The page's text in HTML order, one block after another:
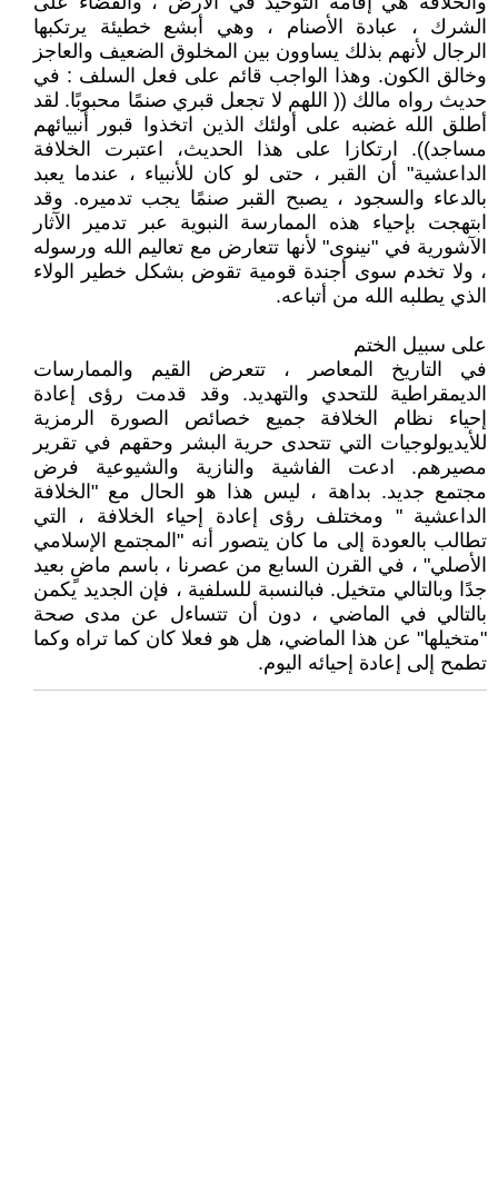
الشرك ، عبادة الأصنام ، وهي أبشع خطيئة يرتكبها
الرجال لأنهم بذلك يساوون بين المخلوق الضعيف والعاجز
وخالق الكون. وهذا الواجب قائم على فعل السلف : في
حديث رواه مالك (( اللهم لا تجعل قبري صنمًا محبوبًا. لقد
أطلق الله غضبه على أولئك الذين اتخذوا قبور أنبيائهم
مساجد)). ارتكازا على هذا الحديث، اعتبرت الخلافة
الداعشية" أن القبر ، حتى لو كان للأنبياء ، عندما يعبد
بالدعاء والسجود ، يصبح القبر صنمًا يجب تدميره. وقد
ابتهجت بإحياء هذه الممارسة النبوية عبر تدمير الآثار
الآشورية في "نينوى" لأنها تتعارض مع تعاليم الله ورسوله
، ولا تخدم سوى أجندة قومية تقوض بشكل خطير الولاء
الذي يطلبه الله من أتباعه.
على سبيل الختم
في التاريخ المعاصر ، تتعرض القيم والممارسات
الديمقراطية للتحدي والتهديد. وقد قدمت رؤى إعادة
إحياء نظام الخلافة جميع خصائص الصورة الرمزية
للأيديولوجيات التي تتحدى حرية البشر وحقهم في تقرير
مصيرهم. ادعت الفاشية والنازية والشيوعية فرض
مجتمع جديد. بداهة ، ليس هذا هو الحال مع "الخلافة
الداعشية " ومختلف رؤى إعادة إحياء الخلافة ، التي
تطالب بالعودة إلى ما كان يتصور أنه "المجتمع الإسلامي
الأصلي" ، في القرن السابع من عصرنا ، باسم ماضٍ بعيد
جدًا وبالتالي متخيل. فبالنسبة للسلفية ، فإن الجديد يكمن
بالتالي في الماضي ، دون أن تتساءل عن مدى صحة
"متخيلها" عن هذا الماضي، هل هو فعلا كان كما تراه وكما
تطمح إلى إعادة إحيائه اليوم.